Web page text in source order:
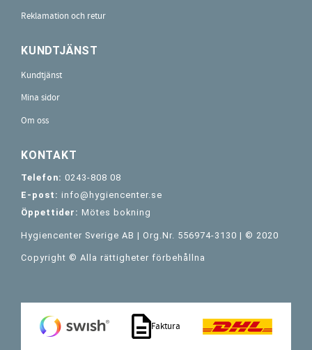
Reklamation och retur
KUNDTJÄNST
Kundtjänst
Mina sidor
Om oss
KONTAKT
Telefon: 0243-808 08
E-post: info@hygiencenter.se
Öppettider: Mötes bokning
Hygiencenter Sverige AB | Org.Nr. 556974-3130 | © 2020
Copyright © Alla rättigheter förbehållna
Faktura